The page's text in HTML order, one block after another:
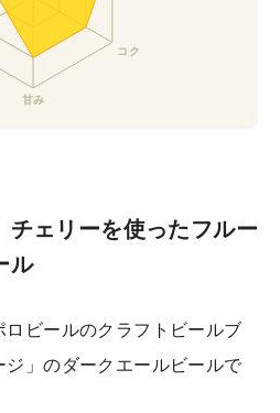
チェリーを使ったフルー
ル
ビールのクラフトビールブ
」のダークエールビールで